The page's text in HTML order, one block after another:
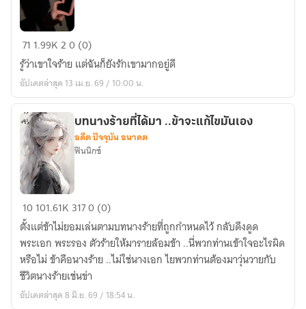
กัน
Luv
me
pls
♡
#รัก
ได้
มั้ย
คะ
71 1.99K20 (0)
รู้ว่าเขาใจร้าย แต่ฉันก็ยังรักเขามากอยู่ดี
อัปเดตล่าสุด 13 เม.ย. 69 / 10:00 น.
บท
นาง
ร้าย
ที่
ได้
มา
..ข้า
บทนางร้ายที่ได้มา ..ข้าจะแก้ไขมันเอง
อดีต ปัจจุบัน อนาคต
ฟินนิกซ์
10101.61K 3170 (0)
ตั้งแต่ข้าไม่ยอมเล่นตามบทนางร้ายที่ถูกกำหนดไว้ กลับดึงดูด
พระเอก พระรอง ตัวร้ายให้มารายล้อมข้า ..นี่พวกท่านเข้าใจอะไรผิด
หรือไม่ ข้าคือนางร้าย ..ไม่ใช่นางเอก ไยพวกท่านต้องมาวุ่นวายกับ
ชีวิตนางร้ายเช่นข่า
อัปเดตล่าสุด 8 มิ.ย. 69 / 18:54 น.